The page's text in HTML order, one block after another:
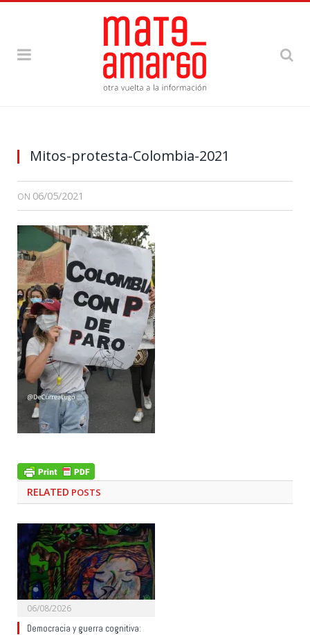
Mitos-protesta-Colombia-2021
ON 06/05/2021
RELATED POSTS
06/08/2026
Democracia y guerra cognitiva: